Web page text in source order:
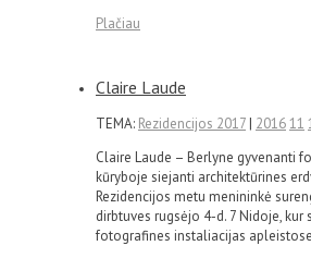
Plačiau
Claire Laude
TEMA: Rezidencijos 2017| 201611
Claire Laude – Berlyne gyvenanti
kūryboje siejanti architektūrines
Rezidencijos metu menininkė
dirbtuves rugsėjo 4-d. 7 Nidoje, kur
fotografines instaliacijas